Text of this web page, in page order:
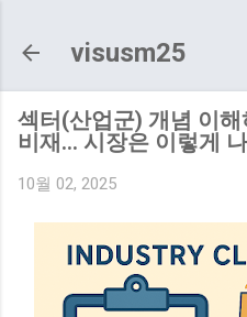
visusm25
섹터(산업군) 개념 이
비재… 시장은 이렇게
10월 02, 2025